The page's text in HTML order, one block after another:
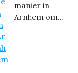
manier in
Arnhem om...